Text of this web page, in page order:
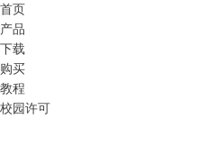
首页
产品
下载
购买
教程
校园许可